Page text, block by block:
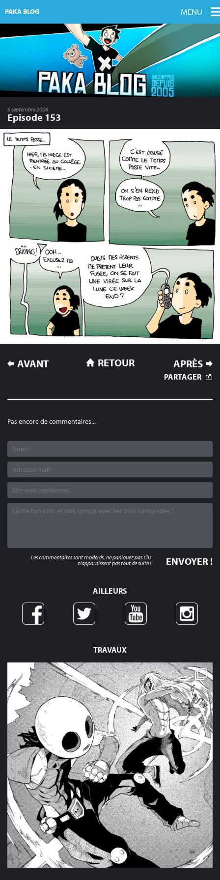
PAKA BLOG MENU
TRAVAUX
6 septembre 2006
Episode 153
NAVIGATION
DE
AVANT APRÈS
RETOUR
PARTAGER
Pas encore de commentaires...
Les commentaires sont modérés, ne paniquez pas s'ils
n'apparaissent pas tout de suite !
AILLEURS